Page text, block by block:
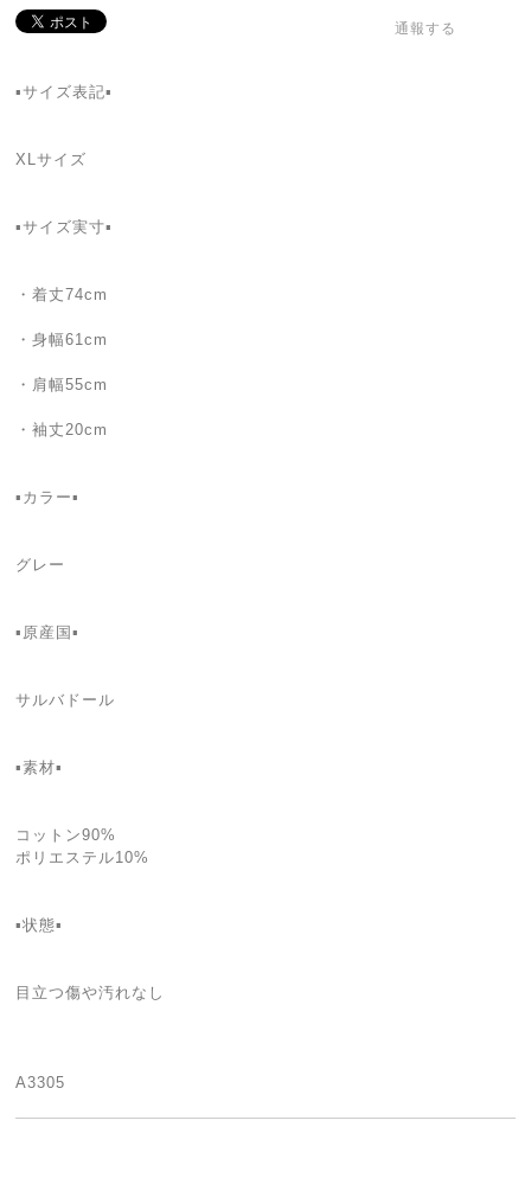
通報する
▪️サイズ表記▪️
XLサイズ
▪️サイズ実寸▪️
・着丈74cm
・身幅61cm
・肩幅55cm
・袖丈20cm
▪️カラー▪️
グレー
▪️原産国▪️
サルバドール
▪️素材▪️
コットン90%
ポリエステル10%
▪️状態▪️
目立つ傷や汚れなし
A3305